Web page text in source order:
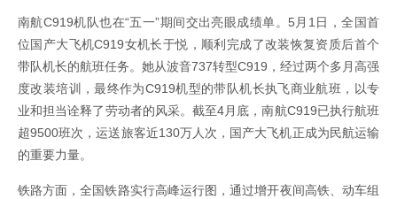
南航C919机队也在“五一”期间交出亮眼成绩单。5月1日，全国首
位国产大飞机C919女机长于悦，顺利完成了改装恢复资质后首个
带队机长的航班任务。她从波音737转型C919，经过两个多月高强
度改装培训，最终作为C919机型的带队机长执飞商业航班，以专
业和担当诠释了劳动者的风采。截至4月底，南航C919已执行航班
超9500班次，运送旅客近130万人次，国产大飞机正成为民航运输
的重要力量。
铁路方面，全国铁路实行高峰运行图，通过增开夜间高铁、动车组